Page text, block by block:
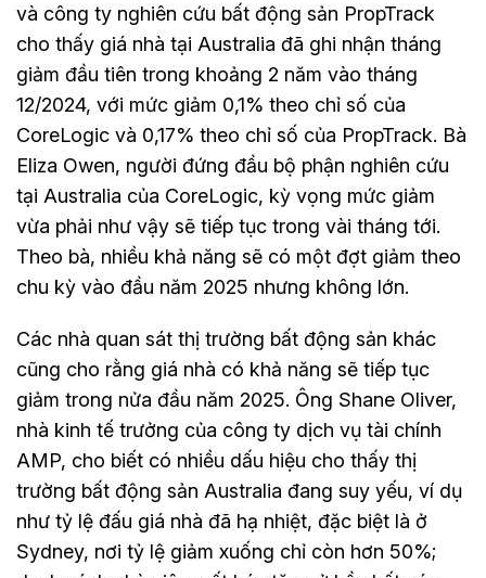
và công ty nghiên cứu bất động sản PropTrack
cho thấy giá nhà tại Australia đã ghi nhận tháng
giảm đầu tiên trong khoảng 2 năm vào tháng
12/2024, với mức giảm 0,1% theo chỉ số của
CoreLogic và 0,17% theo chỉ số của PropTrack. Bà
Eliza Owen, người đứng đầu bộ phận nghiên cứu
tại Australia của CoreLogic, kỳ vọng mức giảm
vừa phải như vậy sẽ tiếp tục trong vài tháng tới.
Theo bà, nhiều khả năng sẽ có một đợt giảm theo
chu kỳ vào đầu năm 2025 nhưng không lớn.
Các nhà quan sát thị trường bất động sản khác
cũng cho rằng giá nhà có khả năng sẽ tiếp tục
giảm trong nửa đầu năm 2025. Ông Shane Oliver,
nhà kinh tế trưởng của công ty dịch vụ tài chính
AMP, cho biết có nhiều dấu hiệu cho thấy thị
trường bất động sản Australia đang suy yếu, ví dụ
như tỷ lệ đấu giá nhà đã hạ nhiệt, đặc biệt là ở
Sydney, nơi tỷ lệ giảm xuống chỉ còn hơn 50%;